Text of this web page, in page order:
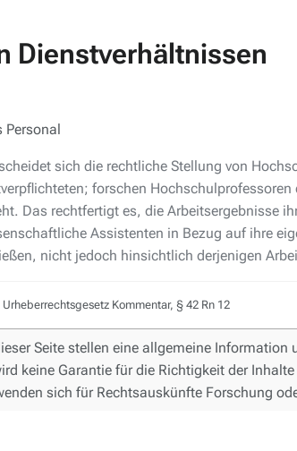
Dienstverhältnissen
Personal
sich die rechtliche Stellung von
forschen
Das rechtfertigt es, die Arbeitsergebnisse
Assistenten in Bezug auf ihre
nicht jedoch hinsichtlich derjenigen
Urheberrechtsgesetz Kommentar, § 42 Rn 12
Seite stellen eine allgemeine
keine Garantie für die Richtigkeit der
sich für Rechtsauskünfte Forschung